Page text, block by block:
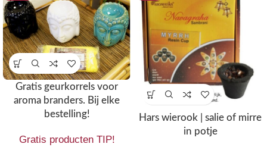
Gratis geurkorrels voor
aroma branders. Bij elke
bestelling!
Gratis producten TIP!
Hars wierook | salie of mirre
in potje